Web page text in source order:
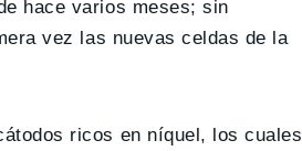
hace varios meses; sin
vez las nuevas celdas de la
ricos en níquel, los cuales